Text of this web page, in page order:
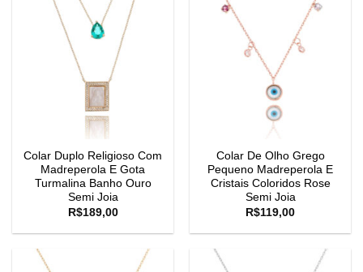
Colar Duplo Religioso Com
Madreperola E Gota
Turmalina Banho Ouro
Semi Joia
R$189,00
Colar De Olho Grego
Pequeno Madreperola E
Cristais Coloridos Rose
Semi Joia
R$119,00